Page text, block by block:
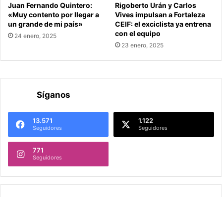
Juan Fernando Quintero:
«Muy contento por llegar a
un grande de mi país»
24 enero, 2025
Rigoberto Urán y Carlos
Vives impulsan a Fortaleza
CEIF: el exciclista ya entrena
con el equipo
23 enero, 2025
Síganos
13.571
Seguidores
1.122
Seguidores
771
Seguidores